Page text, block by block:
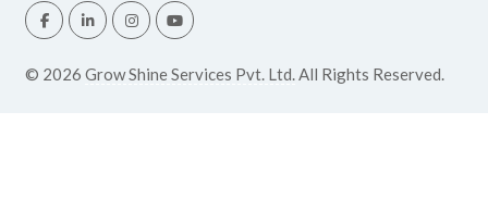
© 2026 Grow Shine Services Pvt. Ltd.All Rights Reserved.